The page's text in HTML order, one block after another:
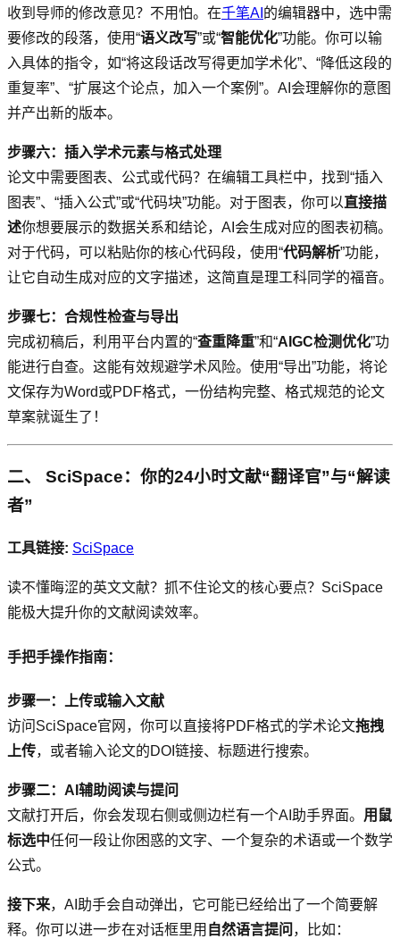
收到导师的修改意见？不用怕。在千笔AI 的编辑器中，选中需
要修改的段落，使用“语义改写”或“智能优化”功能。你可以输
入具体的指令，如“将这段话改写得更加学术化”、“降低这段的
重复率”、“扩展这个论点，加入一个案例”。AI会理解你的意图
并产出新的版本。
步骤六：插入学术元素与格式处理
论文中需要图表、公式或代码？在编辑工具栏中，找到“插入
图表”、“插入公式”或“代码块”功能。对于图表，你可以直接描
述你想要展示的数据关系和结论，AI会生成对应的图表初稿。
对于代码，可以粘贴你的核心代码段，使用“代码解析”功能，
让它自动生成对应的文字描述，这简直是理工科同学的福音。
步骤七：合规性检查与导出
完成初稿后，利用平台内置的“查重降重”和“AIGC检测优化”功
能进行自查。这能有效规避学术风险。使用“导出”功能，将论
文保存为Word或PDF格式，一份结构完整、格式规范的论文
草案就诞生了！
二、 SciSpace：你的24小时文献“翻译官”与“解读
者”
工具链接: SciSpace
读不懂晦涩的英文文献？抓不住论文的核心要点？SciSpace
能极大提升你的文献阅读效率。
手把手操作指南：
步骤一：上传或输入文献
访问SciSpace官网，你可以直接将PDF格式的学术论文拖拽
上传，或者输入论文的DOI链接、标题进行搜索。
步骤二：AI辅助阅读与提问
文献打开后，你会发现右侧或侧边栏有一个AI助手界面。 用鼠
标选中任何一段让你困惑的文字、一个复杂的术语或一个数学
公式。
接下来，AI助手会自动弹出，它可能已经给出了一个简要解
释。你可以进一步在对话框里用 自然语言提问 ，比如：